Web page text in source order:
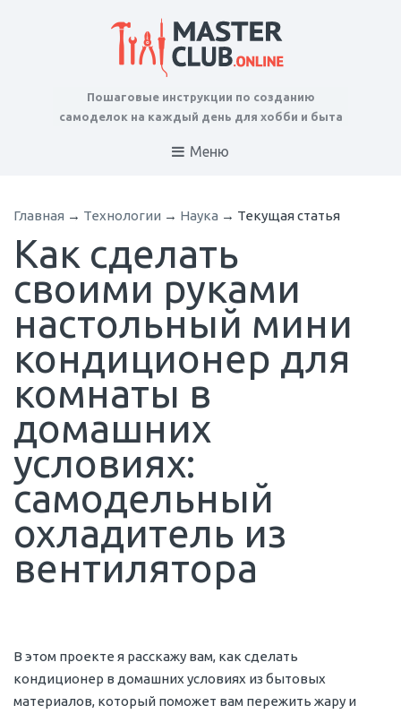
Пошаговые инструкции по созданию
самоделок на каждый день для хобби и быта
Меню
Главная → Технологии → Наука → Текущая статья
Как сделать
своими руками
настольный мини
кондиционер для
комнаты в
домашних
условиях:
самодельный
охладитель из
вентилятора
В этом проекте я расскажу вам, как сделать
кондиционер в домашних условиях из бытовых
материалов, который поможет вам пережить жару и